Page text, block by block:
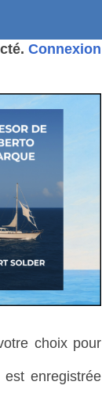
Connexion
choix pour
enregistrée